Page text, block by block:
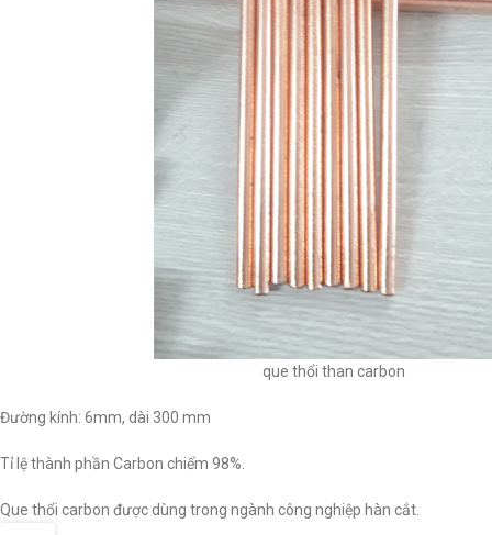
que thổi than carbon
Đường kính: 6mm, dài 300 mm
Tỉ lệ thành phần Carbon chiếm 98%.
Que thổi carbon được dùng trong ngành công nghiệp hàn cắt.